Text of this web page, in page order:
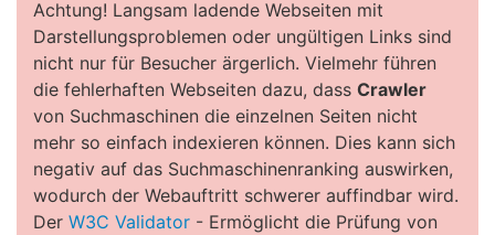
Achtung! Langsam ladende Webseiten mit
Darstellungsproblemen oder ungültigen Links sind
nicht nur für Besucher ärgerlich. Vielmehr führen
die fehlerhaften Webseiten dazu, dass Crawler
von Suchmaschinen die einzelnen Seiten nicht
mehr so einfach indexieren können. Dies kann sich
negativ auf das Suchmaschinenranking auswirken,
wodurch der Webauftritt schwerer auffindbar wird.
Der W3C Validator - Ermöglicht die Prüfung von